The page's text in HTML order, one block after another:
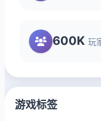
600K 玩
游戏标签